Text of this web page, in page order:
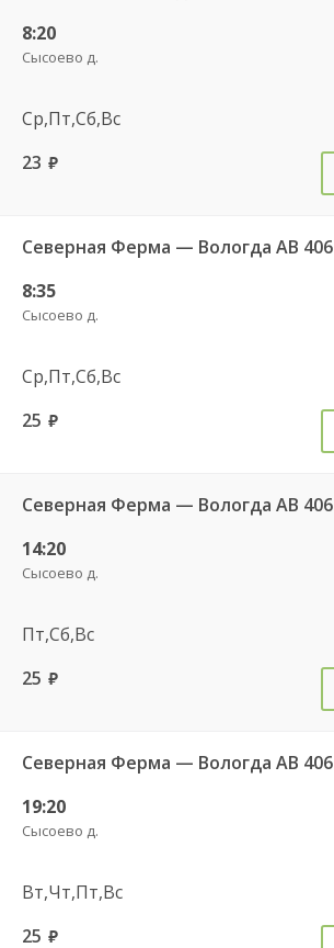
8:20
Сысоево д.
Ср,Пт,Сб,Вс
23 руб.
Северная Ферма — Вологда АВ 406
8:35
Сысоево д.
Ср,Пт,Сб,Вс
25 руб.
Северная Ферма — Вологда АВ 406
14:20
Сысоево д.
Пт,Сб,Вс
25 руб.
Северная Ферма — Вологда АВ 406
19:20
Сысоево д.
Вт,Чт,Пт,Вс
25 руб.